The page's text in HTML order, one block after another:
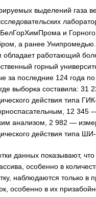
выделений газа
и Горного
а ранее
работающий
горный
за последние 124 года по
выборка составила: 31
действия типа
12 345
анализом, 2 982 —
действия типа
данных показывают,
особенно в
наблюдаются только в
особенно в их